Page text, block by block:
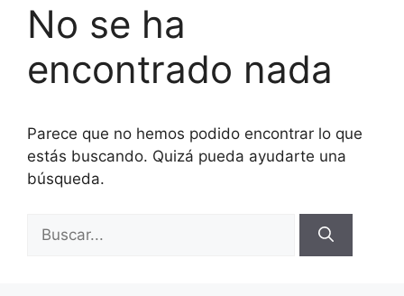
No se ha
encontrado nada
Parece que no hemos podido encontrar lo que
estás buscando. Quizá pueda ayudarte una
búsqueda.